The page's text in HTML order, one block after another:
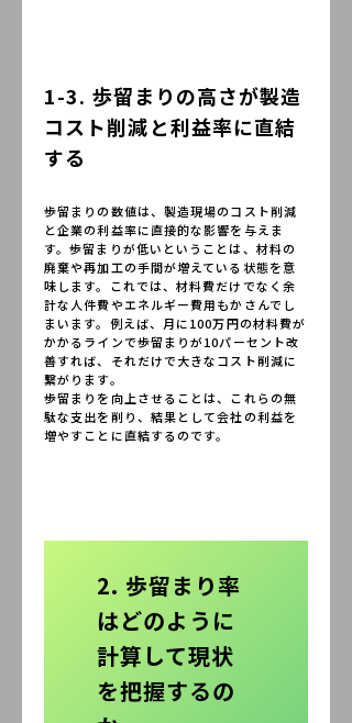
1-3. 歩留まりの高さが製造
コスト削減と利益率に直結
する
歩留まりの数値は、製造現場のコスト削減
と企業の利益率に直接的な影響を与えま
す。歩留まりが低いということは、材料の
廃棄や再加工の手間が増えている状態を意
味します。これでは、材料費だけでなく余
計な人件費やエネルギー費用もかさんでし
まいます。例えば、月に100万円の材料費が
かかるラインで歩留まりが10パーセント改
善すれば、それだけで大きなコスト削減に
繋がります。
歩留まりを向上させることは、これらの無
駄な支出を削り、結果として会社の利益を
増やすことに直結するのです。
2. 歩留まり率
はどのように
計算して現状
を把握するの